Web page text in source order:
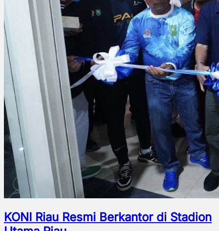
KONI Riau Resmi Berkantor di Stadion